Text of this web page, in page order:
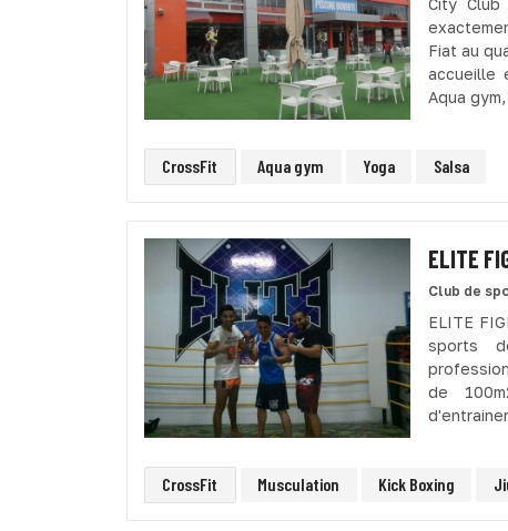
City
Fiat au
accueille
Aqua
CrossFit Aqua gym Yoga Salsa
ELITE
Club de
ELITE
sports
de
CrossFit Musculation Kick Boxing